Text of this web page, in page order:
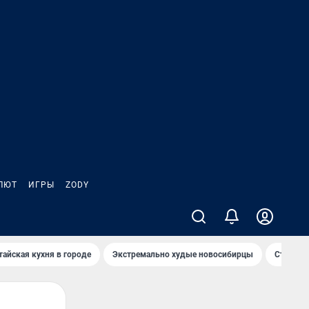
ИГРЫ ZODY
кухня в городе Экстремально худые новосибирцы Старт